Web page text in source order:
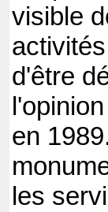
visible
d'être
en
les